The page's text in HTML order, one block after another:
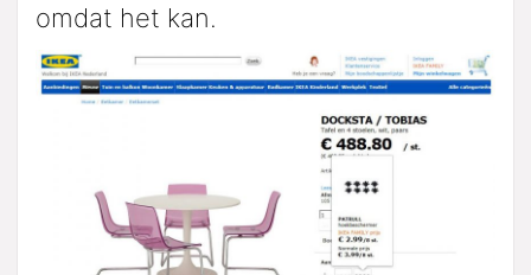
omdat het kan.